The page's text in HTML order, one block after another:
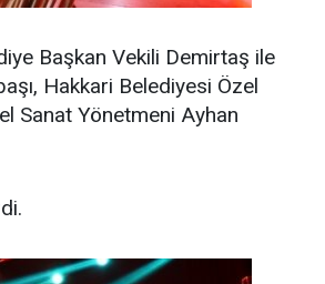
Başkan Vekili Demirtaş ile
Hakkari Belediyesi Özel
Sanat Yönetmeni Ayhan